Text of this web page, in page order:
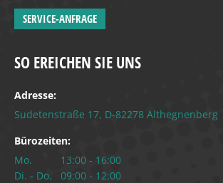
SERVICE-ANFRAGE
SO EREICHEN SIE UNS
Adresse:
Sudetenstraße 17, D-82278 Althegnenberg
Bürozeiten:
Mo. 13:00 - 16:00
Di. - Do. 09:00 - 12:00